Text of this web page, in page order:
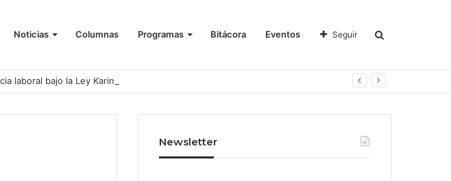
Noticias Columnas Programas Bitácora Eventos Seguir
laboral bajo la Ley Karin
Newsletter